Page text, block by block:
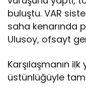
buluştu. VAR
saha kenarında
Ulusoy, ofsayt
Karşılaşmanın ilk
üstünlüğüyle